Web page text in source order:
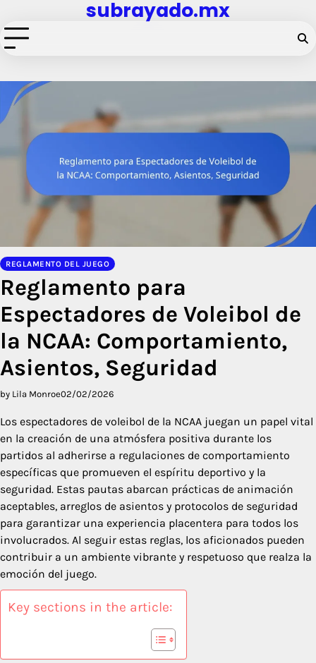
to
content
subrayado.mx
REGLAMENTO DEL JUEGO
Reglamento para
Espectadores de Voleibol de
la NCAA: Comportamiento,
Asientos, Seguridad
by Lila Monroe02/02/2026
Los espectadores de voleibol de la NCAA juegan un papel vital
en la creación de una atmósfera positiva durante los
partidos al adherirse a regulaciones de comportamiento
específicas que promueven el espíritu deportivo y la
seguridad. Estas pautas abarcan prácticas de animación
aceptables, arreglos de asientos y protocolos de seguridad
para garantizar una experiencia placentera para todos los
involucrados. Al seguir estas reglas, los aficionados pueden
contribuir a un ambiente vibrante y respetuoso que realza la
emoción del juego.
Key sections in the article: